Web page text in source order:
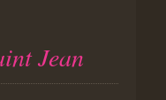
Jean